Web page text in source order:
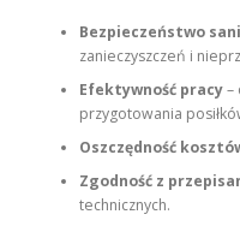
Bezpieczeństwo
zanieczyszczeń i
Efektywność pracy–
przygotowania
Oszczędność
Zgodność z
technicznych.